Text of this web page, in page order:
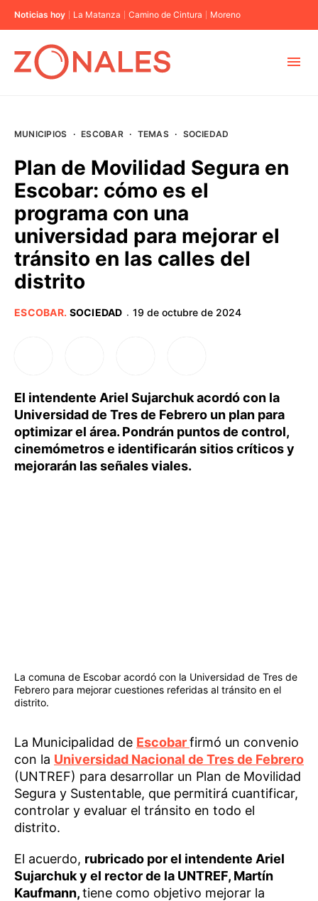
Noticias hoy La Matanza Camino de Cintura Moreno
BUENOS AIRES
PROVINCIAS
ELECCIONES 2023
MUNICIPIOS · ESCOBAR · TEMAS · SOCIEDAD
Plan de Movilidad Segura en
Escobar: cómo es el
programa con una
universidad para mejorar el
tránsito en las calles del
distrito
ESCOBAR. SOCIEDAD · 19 de octubre de 2024
El intendente Ariel Sujarchuk acordó con la
Universidad de Tres de Febrero un plan para
optimizar el área. Pondrán puntos de control,
cinemómetros e identificarán sitios críticos y
mejorarán las señales viales.
La comuna de Escobar acordó con la Universidad de Tres de
Febrero para mejorar cuestiones referidas al tránsito en el
distrito.
La Municipalidad de Escobarfirmó un convenio
con la Universidad Nacional de Tres de Febrero
(UNTREF) para desarrollar un Plan de Movilidad
Segura y Sustentable, que permitirá cuantificar,
controlar y evaluar el tránsito en todo el
distrito.
El acuerdo, rubricado por el intendente Ariel
Sujarchuk y el rector de la UNTREF, Martín
Kaufmann,tiene como objetivo mejorar la